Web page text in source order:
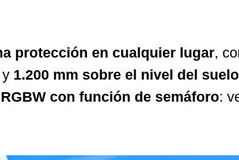
protección en cualquier lugar,
y 1.200 mm sobre el nivel del suelo
con función de semáforo: